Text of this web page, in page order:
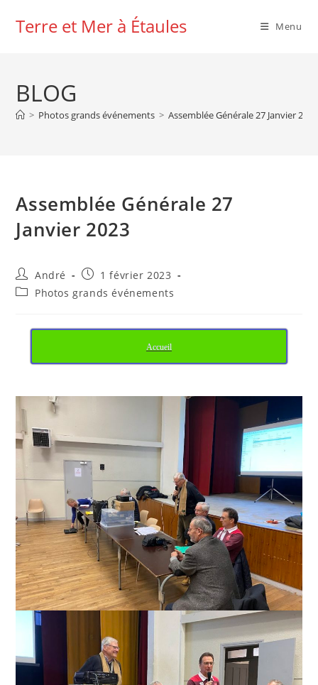
Terre et Mer à Étaules Menu
BLOG
> Photos grands événements > Assemblée Générale 27 Janvier 2023
Assemblée Générale 27
Janvier 2023
Auteur/autrice
de
la
André
Publication
publiée :
1 février 2023
PostPhotos grands événements
Accueil